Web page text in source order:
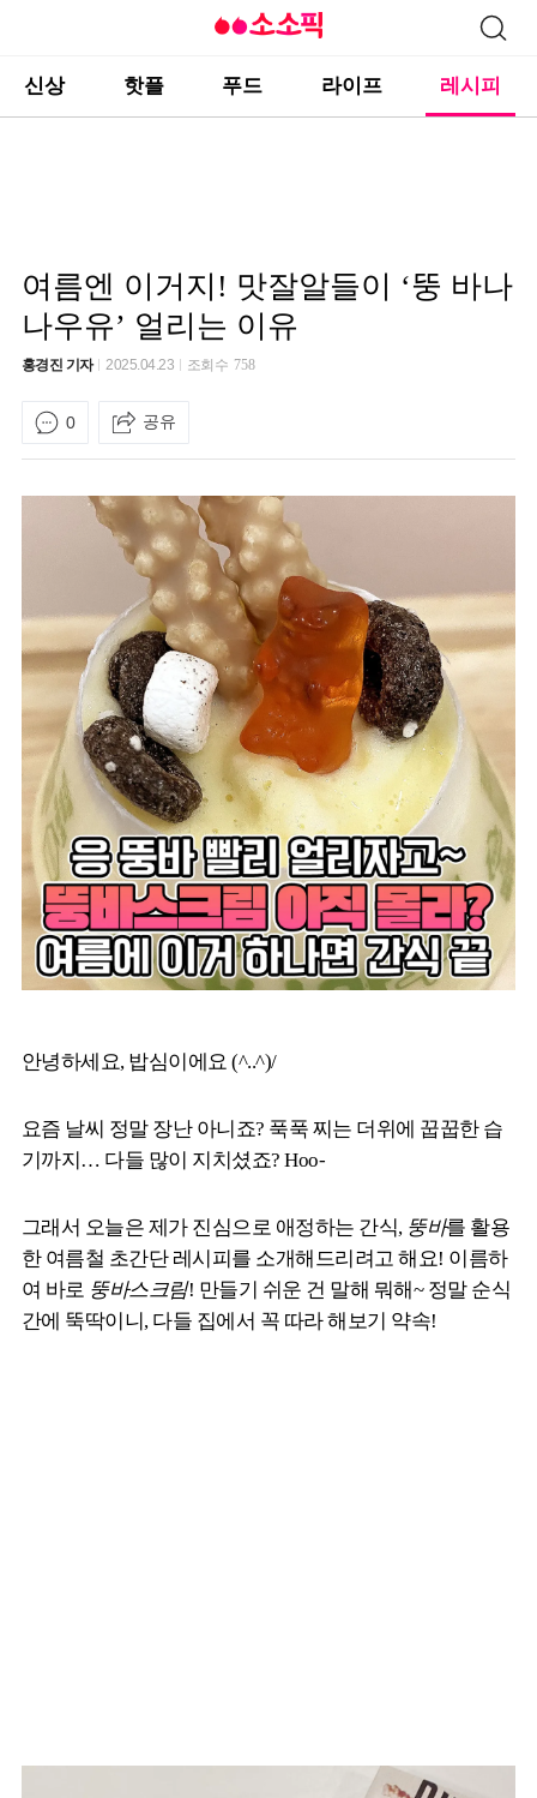
신상 핫플 푸드 라이프 레시피
여름엔 이거지! 맛잘알들이 ‘뚱 바나
나우유’ 얼리는 이유
홍경진 기자 2025.04.23 조회수 758
0 공유
안녕하세요, 밥심이에요 (^..^)/
요즘 날씨 정말 장난 아니죠? 푹푹 찌는 더위에 꿉꿉한 습
기까지… 다들 많이 지치셨죠? Hoo-
그래서 오늘은 제가 진심으로 애정하는 간식, 뚱바를 활용
한 여름철 초간단 레시피를 소개해드리려고 해요! 이름하
여 바로 뚱바스크림! 만들기 쉬운 건 말해 뭐해~ 정말 순식
간에 뚝딱이니, 다들 집에서 꼭 따라 해보기 약속!